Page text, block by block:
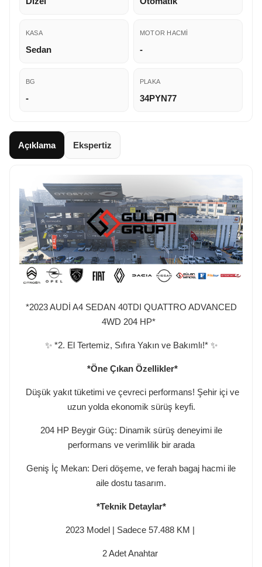
KASA
Sedan
MOTOR HACMI
-
BG
-
PLAKA
34PYN77
Açıklama Ekspertiz
*2023 AUDİ A4 SEDAN 40TDI QUATTRO ADVANCED
4WD 204 HP*
​✨ *2. El Tertemiz, Sıfıra Yakın ve Bakımlı!* ✨
*Öne Çıkan Özellikler*
Düşük yakıt tüketimi ve çevreci performans! Şehir içi ve
uzun yolda ekonomik sürüş keyfi.
204 HP Beygir Güç: Dinamik sürüş deneyimi ile
performans ve verimlilik bir arada
Geniş İç Mekan: Deri döşeme, ve ferah bagaj hacmi ile
aile dostu tasarım.
*Teknik Detaylar*
2023 Model | Sadece 57.488 KM |
2 Adet Anahtar